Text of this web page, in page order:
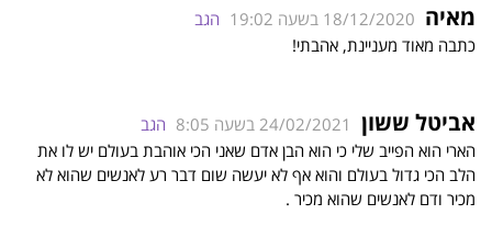
מאיה 18/12/2020 בשעה 19:02
הגב
כתבה מאוד מעניינת, אהבתי!
אביטל ששון 24/02/2021 בשעה 8:05
הגב
הארי הוא הפייב שלי כי הוא הבן אדם שאני הכי אוהבת בעולם יש לו את
הלב הכי גדול בעולם והוא אף לא יעשה שום דבר רע לאנשים שהוא לא
מכיר ודם לאנשים שהוא מכיר .